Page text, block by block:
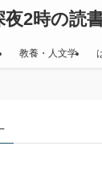
夜2時の読
教養・人文学